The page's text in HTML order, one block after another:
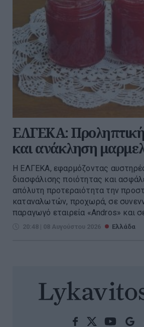
ΕΛΓΕΚΑ:
και ανάκληση
Η ΕΛΓΕΚΑ, εφαρμόζοντας
διασφάλισης ποιότητας και
απόλυτη προτεραιότητα την
καταναλωτών, προχωρά, σε
παραγωγό εταιρεία «Andros» και
20:48 | 08 Αυγούστου 2026 Ελλάδα